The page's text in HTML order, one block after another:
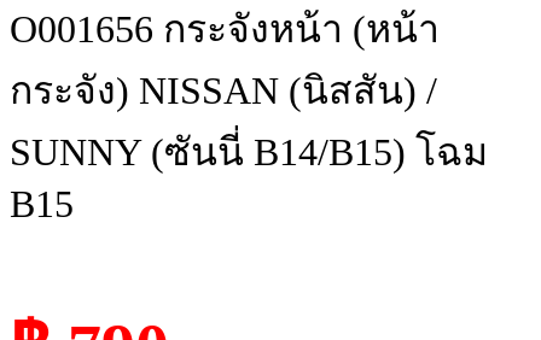
O001656 กระจังหน้า (หน้า
กระจัง) NISSAN (นิสสัน) /
SUNNY (ซันนี่ B14/B15) โฉม
B15